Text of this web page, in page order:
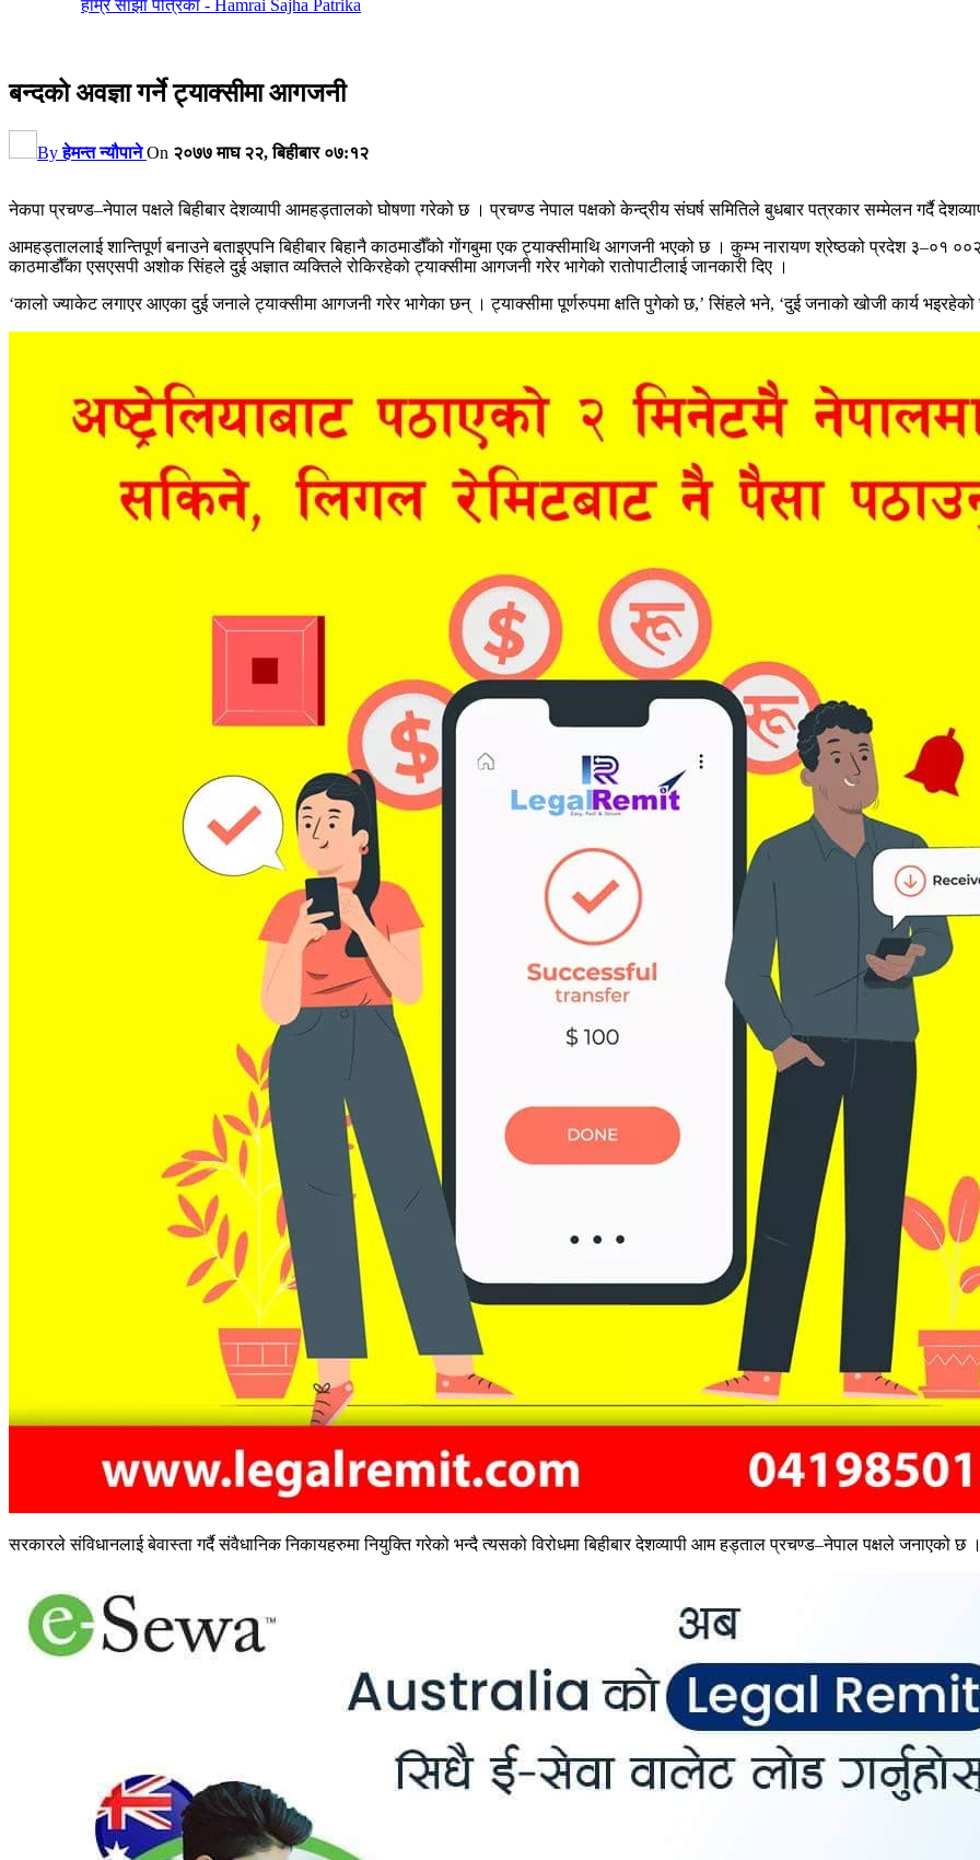
बन्दको अवज्ञा गर्ने ट्याक्सीमा आगजनी
Byहेमन्त न्यौपाने On २०७७ माघ २२, बिहीबार ०७:१२
नेकपा प्रचण्ड–नेपाल पक्षले बिहीबार देशव्यापी आमहड्तालको घोषणा गरेको छ । प्रचण्ड नेपाल पक्षको केन्द्रीय संघर्ष समितिले बुधबार पत्रकार सम्मेलन गर्दै
आमहड्ताललाई शान्तिपूर्ण बनाउने बताइएपनि बिहीबार बिहानै काठमाडौँको गोंगबुमा एक ट्याक्सीमाथि आगजनी भएको छ । कुम्भ नारायण श्रेष्ठको प्रदेश ३–०१
काठमाडौँका एसएसपी अशोक सिंहले दुई अज्ञात व्यक्तिले रोकिरहेको ट्याक्सीमा आगजनी गरेर भागेको रातोपाटीलाई जानकारी दिए ।
‘कालो ज्याकेट लगाएर आएका दुई जनाले ट्याक्सीमा आगजनी गरेर भागेका छन् । ट्याक्सीमा पूर्णरुपमा क्षति पुगेको छ,’ सिंहले भने, ‘दुई जनाको खोजी कार्य
सरकारले संविधानलाई बेवास्ता गर्दै संवैधानिक निकायहरुमा नियुक्ति गरेको भन्दै त्यसको विरोधमा बिहीबार देशव्यापी आम हड्ताल प्रचण्ड–नेपाल पक्षले जनाएको छ